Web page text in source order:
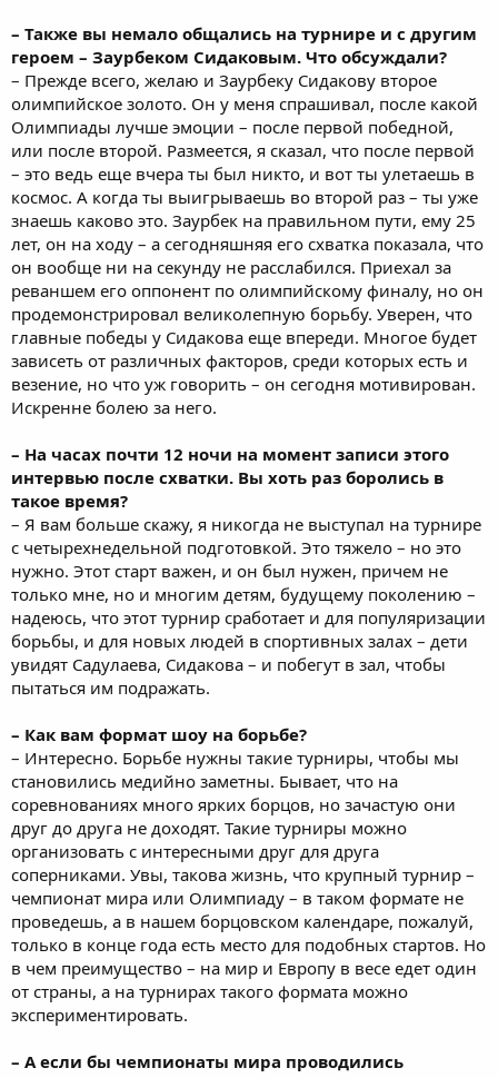
– Также вы немало общались на турнире и с другим
героем – Заурбеком Сидаковым. Что обсуждали?
– Прежде всего, желаю и Заурбеку Сидакову второе
олимпийское золото. Он у меня спрашивал, после какой
Олимпиады лучше эмоции – после первой победной,
или после второй. Размеется, я сказал, что после первой
– это ведь еще вчера ты был никто, и вот ты улетаешь в
космос. А когда ты выигрываешь во второй раз – ты уже
знаешь каково это. Заурбек на правильном пути, ему 25
лет, он на ходу – а сегодняшняя его схватка показала, что
он вообще ни на секунду не расслабился. Приехал за
реваншем его оппонент по олимпийскому финалу, но он
продемонстрировал великолепную борьбу. Уверен, что
главные победы у Сидакова еще впереди. Многое будет
зависеть от различных факторов, среди которых есть и
везение, но что уж говорить – он сегодня мотивирован.
Искренне болею за него.
– На часах почти 12 ночи на момент записи этого
интервью после схватки. Вы хоть раз боролись в
такое время?
– Я вам больше скажу, я никогда не выступал на турнире
с четырехнедельной подготовкой. Это тяжело – но это
нужно. Этот старт важен, и он был нужен, причем не
только мне, но и многим детям, будущему поколению –
надеюсь, что этот турнир сработает и для популяризации
борьбы, и для новых людей в спортивных залах – дети
увидят Садулаева, Сидакова – и побегут в зал, чтобы
пытаться им подражать.
– Как вам формат шоу на борьбе?
– Интересно. Борьбе нужны такие турниры, чтобы мы
становились медийно заметны. Бывает, что на
соревнованиях много ярких борцов, но зачастую они
друг до друга не доходят. Такие турниры можно
организовать с интересными друг для друга
соперниками. Увы, такова жизнь, что крупный турнир –
чемпионат мира или Олимпиаду – в таком формате не
проведешь, а в нашем борцовском календаре, пожалуй,
только в конце года есть место для подобных стартов. Но
в чем преимущество – на мир и Европу в весе едет один
от страны, а на турнирах такого формата можно
экспериментировать.
– А если бы чемпионаты мира проводились